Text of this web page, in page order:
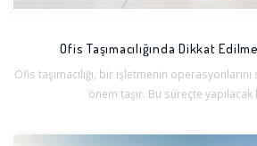
Ofis Taşımacılığında Dikkat
Ofis taşımacılığı, bir işletmenin
önem taşır. Bu süreçte yapılacak